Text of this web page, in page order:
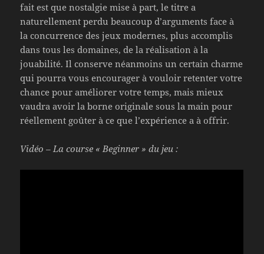
fait est que nostalgie mise à part, le titre a
naturellement perdu beaucoup d’arguments face à
la concurrence des jeux modernes, plus accomplis
dans tous les domaines, de la réalisation à la
jouabilité. Il conserve néanmoins un certain charme
qui pourra vous encourager à vouloir retenter votre
chance pour améliorer votre temps, mais mieux
vaudra avoir la borne originale sous la main pour
réellement goûter à ce que l’expérience a à offrir.
Vidéo – La course « Beginner » du jeu :